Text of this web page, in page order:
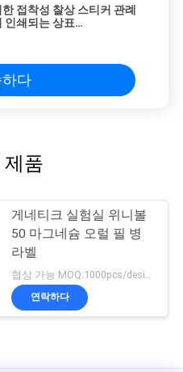
접착성 찰상 스티커 관례
인쇄되는 상표
다
제품
게네티크 실험실 위니볼
50 마그네슘 오럴 필 병
라벨
협상 가능 MOQ:1000pcs/design
연락하다